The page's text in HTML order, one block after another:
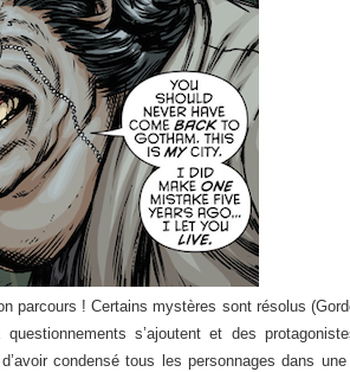
parcours ! Certains mystères sont résolus
s’ajoutent et des
condensé tous les personnages dans